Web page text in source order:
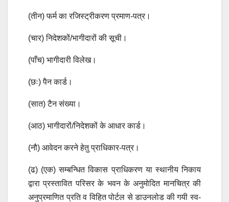
(तीन) फर्म का रजिस्ट्रीकरण प्रमाण-पत्र।
(चार) निदेशकों/भागीदारों की सूची।
(पाँच) भागीदारी विलेख।
(छः) पैन कार्ड।
(सात) टैन संख्या।
(आठ) भागीदारों/निदेशकों के आधार कार्ड।
(नौ) आवेदन करने हेतु प्राधिकार-पत्र।
(ढ) (एक) सम्बन्धित विकास प्राधिकरण या स्थानीय निकाय
द्वारा प्रस्तावित परिसर के भवन के अनुमोदित मानचित्र की
अनुप्रमाणित प्रति व विहित पोर्टल से डाउनलोड की गयी स्व-